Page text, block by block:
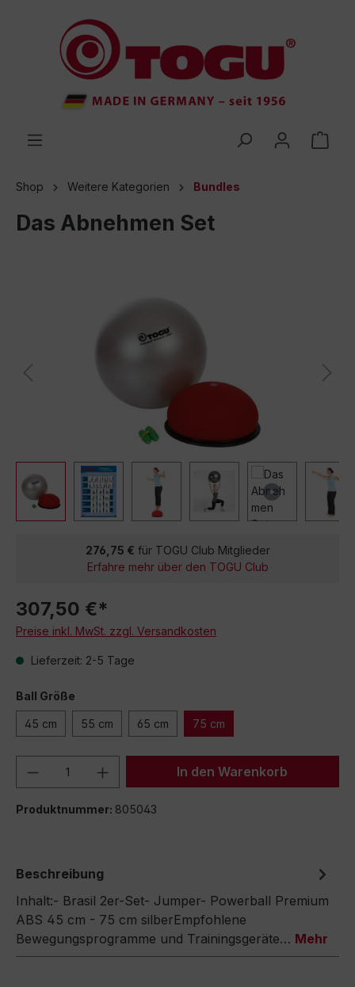
springen
Shop Weitere Kategorien Bundles
Das Abnehmen Set
276,75 € für TOGU Club Mitglieder
Erfahre mehr über den TOGU Club
307,50 €*
Preise inkl. MwSt. zzgl. Versandkosten
Lieferzeit: 2-5 Tage
Ball Größe
45 cm 55 cm 65 cm 75 cm
Produkt Anzahl: Gib denIn den Warenkorb
Produktnummer: 805043
Beschreibung
Inhalt:- Brasil 2er-Set- Jumper- Powerball Premium
ABS 45 cm - 75 cm silberEmpfohlene
Bewegungsprogramme und Trainingsgeräte… Mehr